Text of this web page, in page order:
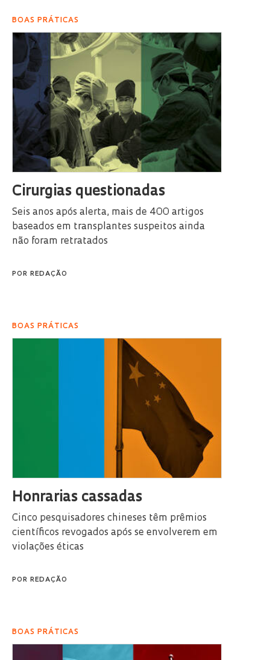
BOAS PRÁTICAS
Cirurgias questionadas
Seis anos após alerta, mais de 400 artigos
baseados em transplantes suspeitos ainda
não foram retratados
POR REDAÇÃO
BOAS PRÁTICAS
Honrarias cassadas
Cinco pesquisadores chineses têm prêmios
científicos revogados após se envolverem em
violações éticas
POR REDAÇÃO
BOAS PRÁTICAS